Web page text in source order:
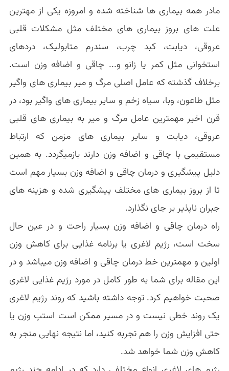
مادر همه بیماری ها شناخته شده و امروزه یکی از مهترین
علت های بروز بیماری های مختلف مثل مشکلات قلبی
عروقی، دیابت، کبد چرب، سندرم متابولیک، دردهای
استخوانی مثل کمر یا زانو و... چاقی و اضافه وزن است.
برخلاف گذشته که عامل اصلی مرگ و میر بیماری های واگیر
مثل طاعون، وبا، سیاه زخم و سایر بیماری های واگیر بود، در
قرن اخیر مهمترین عامل مرگ و میر به بیماری های قلبی
عروقی، دیابت و سایر بیماری های مزمن که ارتباط
مستقیمی با چاقی و اضافه وزن دارند بازمیگردد. به همین
دلیل پیشگیری و درمان چاقی و اضافه وزن بسیار مهم است
تا از بروز بیماری های مختلف پیشگیری شده و هزینه های
جبران ناپذیر بر جای نگذارد.
راه درمان چاقی و اضافه وزن بسیار راحت و در عین حال
سخت است، رژیم لاغری یا برنامه غذایی برای کاهش وزن
اولین و مهمترین خط درمان چاقی و اضافه وزن میباشد و در
این مقاله برای شما به طور کامل در مورد رژیم غذایی لاغری
صحبت خواهیم کرد. توجه داشته باشید که روند رژیم لاغری
یک روند خطی نیست و در مسیر ممکن است استپ وزن یا
حتی افزایش وزن را هم تجربه کنید، اما نتیجه نهایی منجر به
کاهش وزن شما خواهد شد.